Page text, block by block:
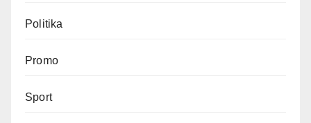
Politika
Promo
Sport